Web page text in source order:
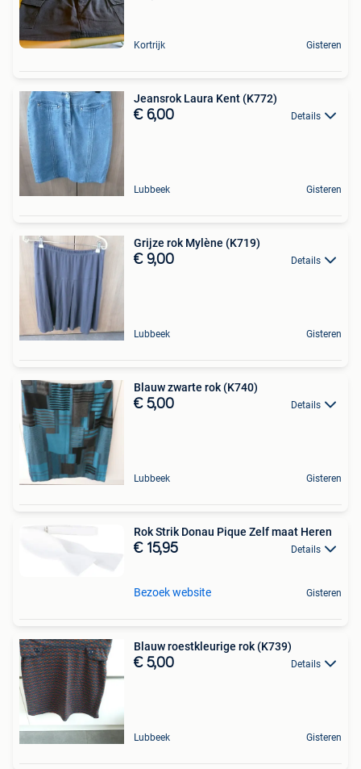
Kortrijk Gisteren
Jeansrok Laura Kent (K772)
€ 6,00 Details
Lubbeek Gisteren
Grijze rok Mylène (K719)
€ 9,00 Details
Lubbeek Gisteren
Blauw zwarte rok (K740)
€ 5,00 Details
Lubbeek Gisteren
Rok Strik Donau Pique Zelf maat Heren
€ 15,95 Details
Bezoek website Gisteren
Blauw roestkleurige rok (K739)
€ 5,00 Details
Lubbeek Gisteren